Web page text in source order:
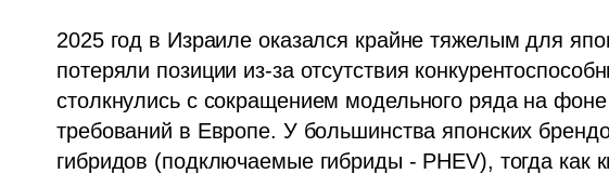
2025 год в Израиле оказался крайне тяжелым для
потеряли позиции из-за отсутствия
столкнулись с сокращением модельного ряда на фоне
требований в Европе. У большинства японских
гибридов (подключаемые гибриды - PHEV), тогда как